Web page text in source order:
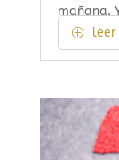
mañana.
leer